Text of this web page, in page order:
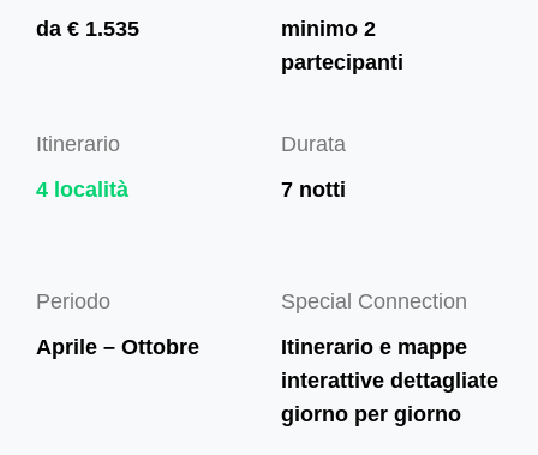
da € 1.535
minimo 2
partecipanti
Itinerario
4 località
Durata
7 notti
Periodo
Aprile – Ottobre
Special Connection
Itinerario e mappe
interattive dettagliate
giorno per giorno